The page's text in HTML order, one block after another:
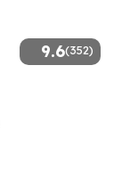
9.6(352)